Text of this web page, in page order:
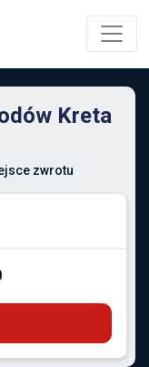
Kreta
zwrotu